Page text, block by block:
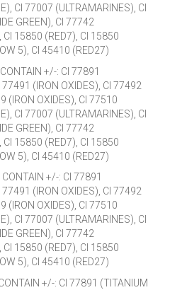
CI 77007 (ULTRAMARINES), CI
GREEN), CI 77742
CI 15850 (RED7), CI 15850
5), CI 45410 (RED27)
+/-: CI 77891
77491 (IRON OXIDES), CI 77492
(IRON OXIDES), CI 77510
CI 77007 (ULTRAMARINES), CI
GREEN), CI 77742
CI 15850 (RED7), CI 15850
5), CI 45410 (RED27)
+/-: CI 77891
77491 (IRON OXIDES), CI 77492
(IRON OXIDES), CI 77510
CI 77007 (ULTRAMARINES), CI
GREEN), CI 77742
CI 15850 (RED7), CI 15850
5), CI 45410 (RED27)
+/-: CI 77891 (TITANIUM